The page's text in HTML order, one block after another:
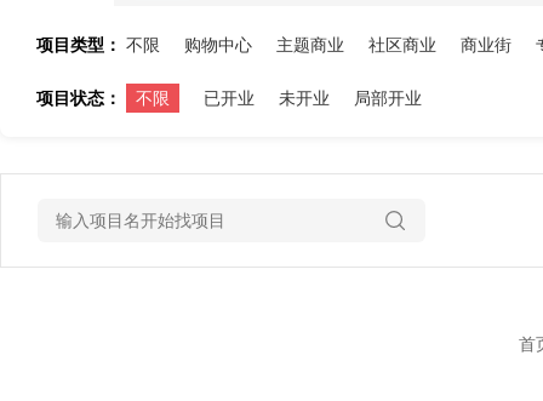
项目类型： 不限 购物中心 主题商业 社区商业 商业街
项目状态： 不限 已开业 未开业 局部开业
首